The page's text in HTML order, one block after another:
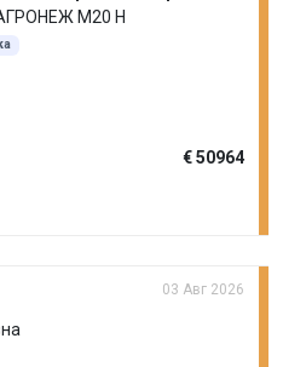
М20 Н
€ 50964
03 Авг 2026